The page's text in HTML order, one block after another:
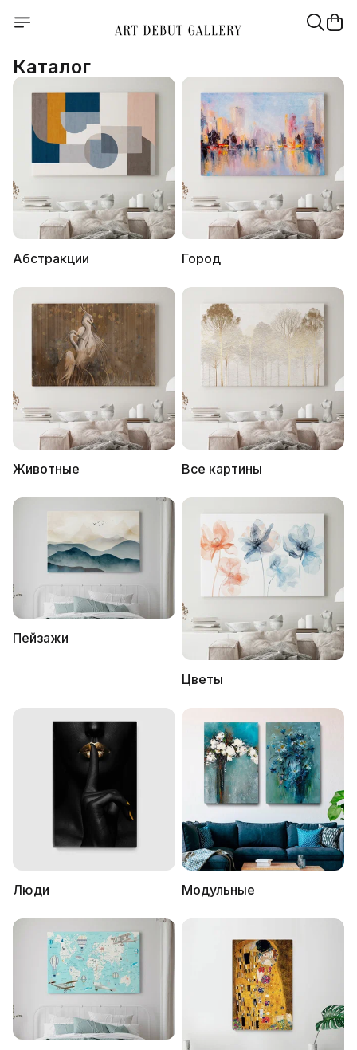
Каталог
Абстракции Город
Животные Все картины
Пейзажи
Цветы
Люди Модульные